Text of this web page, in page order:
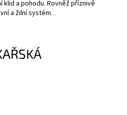
a pohodu. Rovněž příznivě
a žilní systém.